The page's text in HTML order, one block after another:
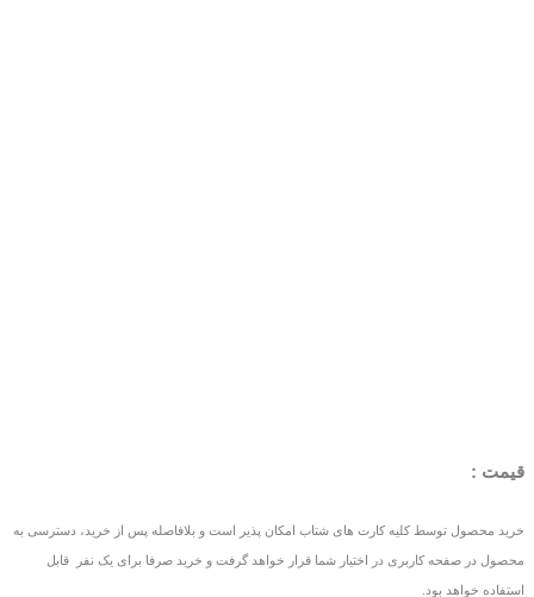
قیمت :
خرید محصول توسط کلیه کارت های شتاب امکان پذیر است و بلافاصله پس از خرید، دسترسی به
محصول در صفحه کاربری در اختیار شما قرار خواهد گرفت و خرید صرفا برای یک نفر قابل
استفاده خواهد بود.